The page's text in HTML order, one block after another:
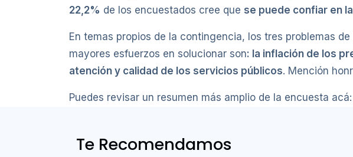
22,2% de los encuestados cree que se puede confiar en
En temas propios de la contingencia, los tres problemas
mayores esfuerzos en solucionar son: la inflación de los
atención y calidad de los servicios públicos. Mención
Puedes revisar un resumen más amplio de la encuesta acá:
Te Recomendamos